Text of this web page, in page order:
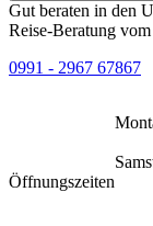
Gut beraten in den
Reise-Beratung vom
0991 - 2967 67867
Öffnungszeiten